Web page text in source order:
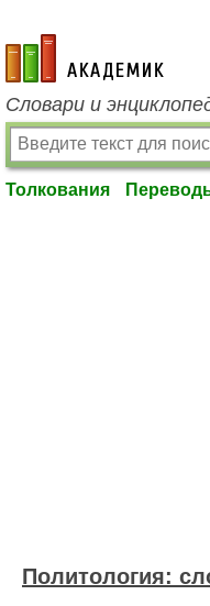
academic.ru
Словари и
Толкования
Политология: